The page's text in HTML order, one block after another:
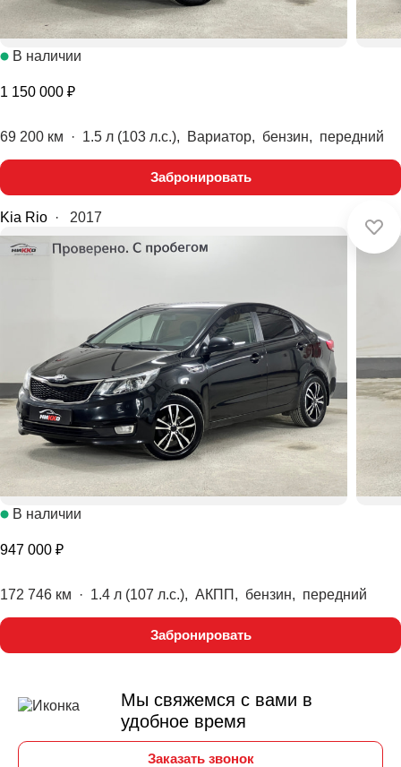
В наличии
1 150 000 ₽
69 200 км · 1.5 л (103 л.с.), Вариатор, бензин, передний
Забронировать
Kia Rio · 2017
В наличии
947 000 ₽
172 746 км · 1.4 л (107 л.с.), АКПП, бензин, передний
Забронировать
Мы свяжемся с вами в
удобное время
Заказать звонок